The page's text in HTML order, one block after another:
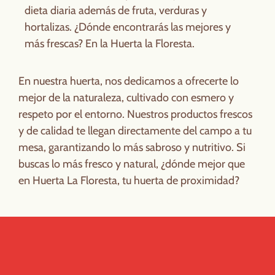
dieta diaria además de fruta, verduras y
hortalizas. ¿Dónde encontrarás las mejores y
más frescas? En la Huerta la Floresta.
En nuestra huerta, nos dedicamos a ofrecerte lo
mejor de la naturaleza, cultivado con esmero y
respeto por el entorno. Nuestros productos frescos
y de calidad te llegan directamente del campo a tu
mesa, garantizando lo más sabroso y nutritivo. Si
buscas lo más fresco y natural, ¿dónde mejor que
en Huerta La Floresta, tu huerta de proximidad?